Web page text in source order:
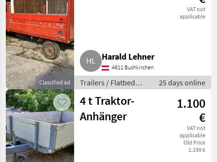
Classified ad
VAT not
applicable
Harald Lehner
4611 Buchkirchen
Trailers / Flatbed
trailers
25 days online
4 t Traktor-
Anhänger
1.100
€
VAT not
applicable
Old Price
1.199 €